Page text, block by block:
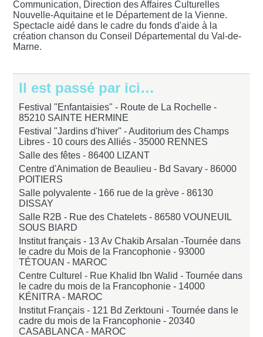
Communication, Direction des Affaires Culturelles
Nouvelle-Aquitaine et le Département de la Vienne.
Spectacle aidé dans le cadre du fonds d'aide à la
création chanson du Conseil Départemental du Val-de-
Marne.
Il est passé par ici…
Festival "Enfantaisies" - Route de La Rochelle -
85210 SAINTE HERMINE
Festival "Jardins d'hiver" - Auditorium des Champs
Libres - 10 cours des Alliés -35000 RENNES
Salle des fêtes -86400 LIZANT
Centre d'Animation de Beaulieu - Bd Savary -86000
POITIERS
Salle polyvalente - 166 rue de la grève -86130
DISSAY
Salle R2B - Rue des Chatelets -86580 VOUNEUIL
SOUS BIARD
Institut français - 13 Av Chakib Arsalan -Tournée dans
le cadre du Mois de la Francophonie -93000
TÉTOUAN - MAROC
Centre Culturel - Rue Khalid Ibn Walid - Tournée dans
le cadre du mois de la Francophonie - 14000
KÉNITRA - MAROC
Institut Français - 121 Bd Zerktouni - Tournée dans le
cadre du mois de la Francophonie - 20340
CASABLANCA - MAROC